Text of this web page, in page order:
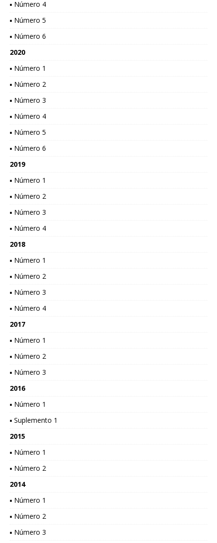
▪ Número 4
▪ Número 5
▪ Número 6
2020
▪ Número 1
▪ Número 2
▪ Número 3
▪ Número 4
▪ Número 5
▪ Número 6
2019
▪ Número 1
▪ Número 2
▪ Número 3
▪ Número 4
2018
▪ Número 1
▪ Número 2
▪ Número 3
▪ Número 4
2017
▪ Número 1
▪ Número 2
▪ Número 3
2016
▪ Número 1
▪ Suplemento 1
2015
▪ Número 1
▪ Número 2
2014
▪ Número 1
▪ Número 2
▪ Número 3